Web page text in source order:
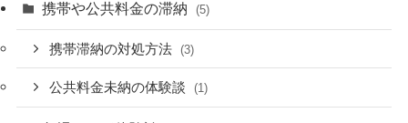
携帯や公共料金の滞納 (5)
携帯滞納の対処方法 (3)
公共料金未納の体験談 (1)